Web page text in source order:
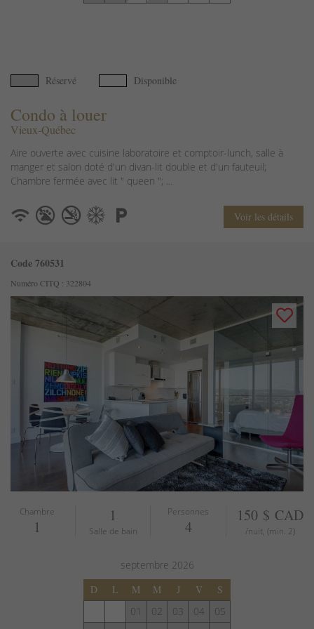
Réservé Disponible
Condo à louer
Vieux-Québec
Aire ouverte avec cuisine laboratoire et comptoir-lunch, salle à
manger et salon doté d'un divan-lit double et d'un fauteuil;
Chambre fermée avec lit " queen "; ...
Voir les détails
Code 760531
Numéro CITQ : 322804
Chambre
1
1
Salle de bain
Personnes
4
150 $ CAD
/nuit, (min. 2)
septembre 2026
D
L M M J V
S
01
02 03 04
05